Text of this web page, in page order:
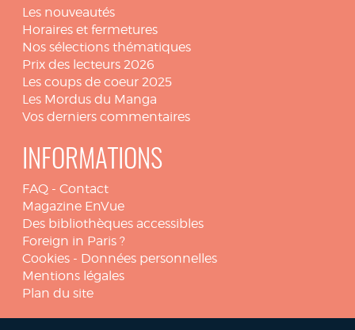
Les nouveautés
Horaires et fermetures
Nos sélections thématiques
Prix des lecteurs 2026
Les coups de coeur 2025
Les Mordus du Manga
Vos derniers commentaires
INFORMATIONS
FAQ - Contact
Magazine EnVue
Des bibliothèques accessibles
Foreign in Paris ?
Cookies - Données personnelles
Mentions légales
Plan du site